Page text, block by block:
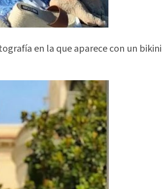
en la que aparece con un bikini